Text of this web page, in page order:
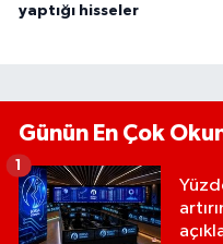
yaptığı hisseler
Günün En Çok
1